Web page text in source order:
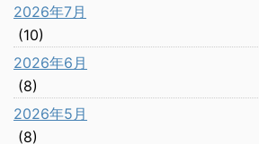
2026年7月
(10)
2026年6月
(8)
2026年5月
(8)